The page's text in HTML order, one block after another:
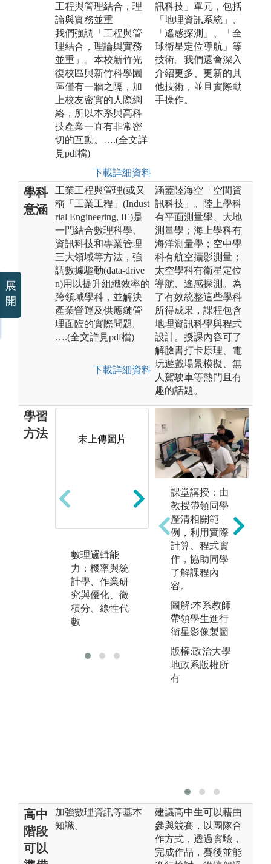
工程與管理結合，理
論與實務並重
我們強調「工程與管
理結合，理論與實務
並重」。本校新竹光
復校區與新竹科學園
區僅有一牆之隔，加
上校友密實的人際網
絡，所以本系與高科
技產業一直有非常密
切的互動。….(全文詳
見pdf檔)
下載詳細資料
訊科技」單元，包括
「地理資訊系統」、
「遙感探測」、「全
球衛星定位導航」等
技術。我們還會深入
介紹更多、更新的其
他技術，並且實際動
手操作。
學科
意涵
工業工程與管理(或又
稱「工業工程」(Indust
rial Engineering, IE)是
一門結合數理科學、
資訊科技和專業管理
三大領域等方法，強
調數據驅動(data-drive
n)用以提升組織效率的
跨領域學科，並解決
產業營運及供應鏈管
理面臨的實際問題。
….(全文詳見pdf檔)
下載詳細資料
涵蓋陸海空「空間資
訊科技」。陸上學科
有平面測量學、大地
測量學；海上學科有
海洋測量學；空中學
科有航空攝影測量；
太空學科有衛星定位
導航、遙感探測。為
了有效統整這些學科
所得成果，課程包含
地理資訊科學與程式
設計。授課內容可了
解臉書打卡原理、電
玩遊戲場景模擬、無
人駕駛車等熱門且有
趣的話題。
學習
方法
未上傳圖片
數理邏輯能
力：機率與統
計學、作業研
究與優化、微
積分、線性代
數
未上傳圖片
資訊科技能
力：資料庫系
統、程式設
析、製造與商
業智慧
課堂講授：由
教授帶領同學
釐清相關範
例，利用實際
計算、程式實
作，協助同學
了解課程內
容。
圖解:本系教師
帶領學生進行
衛星影像製圖
版權:政治大學
地政系版權所
有
高中
階段
可以
加強數理資訊等基本
知識。
建議高中生可以藉由
參與競賽，以團隊合
作方式，透過實驗，
完成作品，賽後並能
展
開